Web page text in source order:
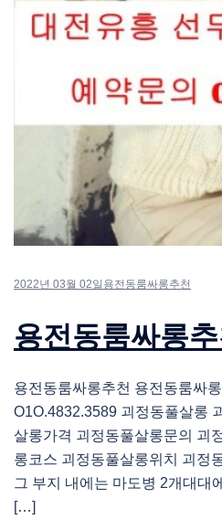
2022년 03월 02일 용전동룸싸롱추천
용전동룸싸롱
용전동룸싸롱추천 용전동룸싸
O1O.4832.3589 괴정동풀살롱
살롱가격 괴정동풀살롱문의 괴
롱코스 괴정동풀살롱위치 괴정
그 부지 내에는 마도병 2개대대
[…]